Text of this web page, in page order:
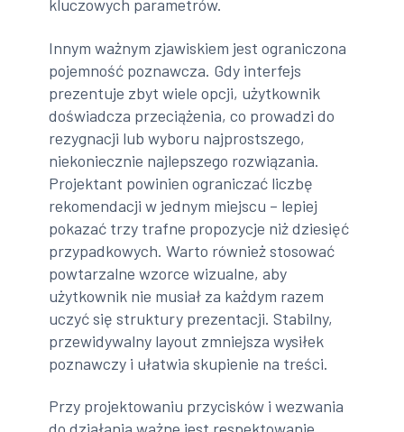
kluczowych parametrów.
Innym ważnym zjawiskiem jest ograniczona
pojemność poznawcza. Gdy interfejs
prezentuje zbyt wiele opcji, użytkownik
doświadcza przeciążenia, co prowadzi do
rezygnacji lub wyboru najprostszego,
niekoniecznie najlepszego rozwiązania.
Projektant powinien ograniczać liczbę
rekomendacji w jednym miejscu – lepiej
pokazać trzy trafne propozycje niż dziesięć
przypadkowych. Warto również stosować
powtarzalne wzorce wizualne, aby
użytkownik nie musiał za każdym razem
uczyć się struktury prezentacji. Stabilny,
przewidywalny layout zmniejsza wysiłek
poznawczy i ułatwia skupienie na treści.
Przy projektowaniu przycisków i wezwania